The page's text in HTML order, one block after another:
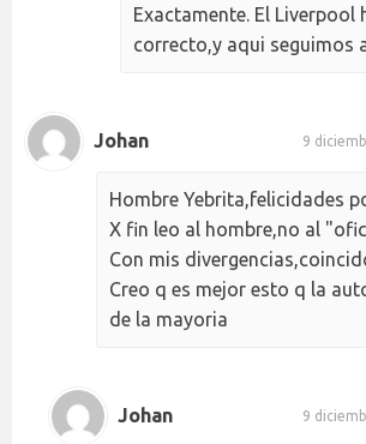
Exactamente. El Liverpool
correcto,y aqui seguimos
Johan 9
Hombre Yebrita,felicidades
X fin leo al hombre,no al
Con mis
Creo q es mejor esto q la
de la mayoria
Johan 9